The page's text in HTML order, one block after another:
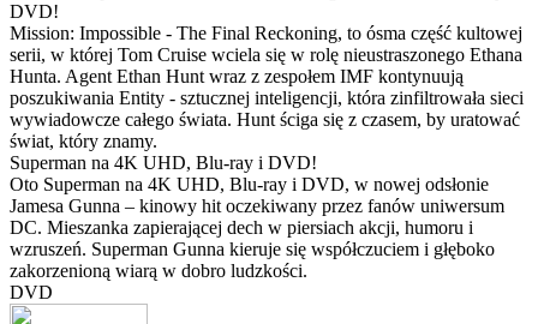
DVD!
Mission: Impossible - The Final Reckoning, to ósma część kultowej
serii, w której Tom Cruise wciela się w rolę nieustraszonego Ethana
Hunta. Agent Ethan Hunt wraz z zespołem IMF kontynuują
poszukiwania Entity - sztucznej inteligencji, która zinfiltrowała sieci
wywiadowcze całego świata. Hunt ściga się z czasem, by uratować
świat, który znamy.
Superman na 4K UHD, Blu-ray i DVD!
Oto Superman na 4K UHD, Blu-ray i DVD, w nowej odsłonie
Jamesa Gunna – kinowy hit oczekiwany przez fanów uniwersum
DC. Mieszanka zapierającej dech w piersiach akcji, humoru i
wzruszeń. Superman Gunna kieruje się współczuciem i głęboko
zakorzenioną wiarą w dobro ludzkości.
DVD